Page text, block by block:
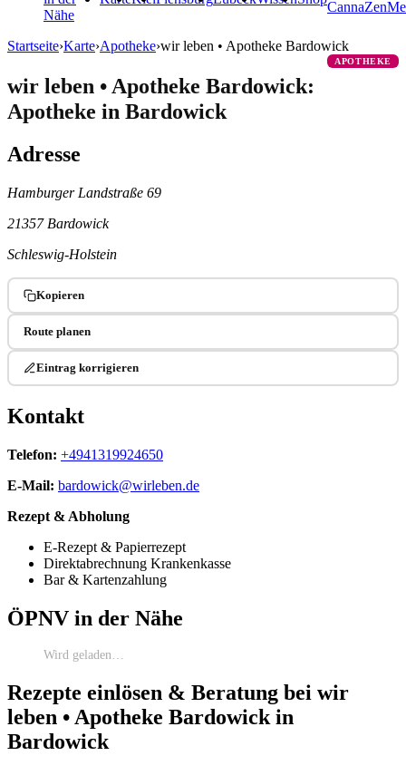
Nähe
CannaZen
Startseite›Karte›Apotheke›wir leben • Apotheke Bardowick
APOTHEKE
wir leben • Apotheke Bardowick:
Apotheke in Bardowick
Adresse
Hamburger Landstraße 69
21357 Bardowick
Schleswig-Holstein
Kopieren
Route planen
Eintrag korrigieren
Kontakt
Telefon: +4941319924650
E-Mail: bardowick@wirleben.de
Rezept & Abholung
E-Rezept & Papierrezept
Direktabrechnung Krankenkasse
Bar & Kartenzahlung
ÖPNV in der Nähe
Wird geladen…
Rezepte einlösen & Beratung bei wir
leben • Apotheke Bardowick in
Bardowick